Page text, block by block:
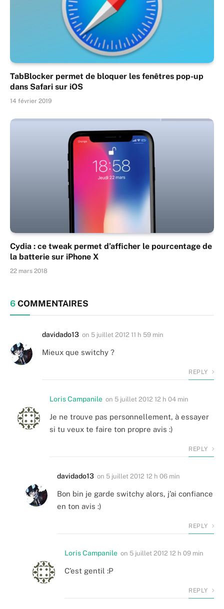
TabBlocker permet de bloquer les fenêtres pop-up
dans Safari sur iOS
14 février 2019
Cydia : ce tweak permet d’afficher le pourcentage de
la batterie sur iPhone X
22 mars 2018
6 COMMENTAIRES
davidado13 on 5 juillet 2012 11 h 59 min
Mieux que switchy ?
REPLY
Loris Campanile on 5 juillet 2012 12 h 04 min
Je ne trouve pas personnellement, à essayer
si tu veux te faire ton propre avis :)
REPLY
davidado13 on 5 juillet 2012 12 h 06 min
Bon bin je garde switchy alors, j’ai confiance
en ton avis :)
REPLY
Loris Campanile on 5 juillet 2012 12 h 09 min
C’est gentil :P
REPLY